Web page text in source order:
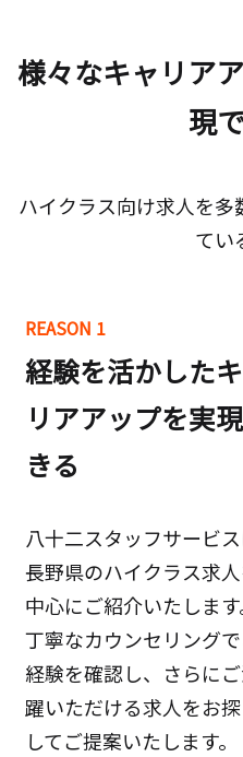
様々なキャリア
現
ハイクラス向け求人を
てい
REASON 1
経験を活かした
リアアップを実
きる
八十二スタッフサービ
長野県のハイクラス求
中心にご紹介いたします
丁寧なカウンセリング
経験を確認し、さらに
躍いただける求人をお
してご提案いたします。